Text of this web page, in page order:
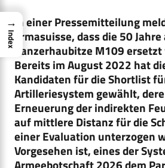
In einer Pressemitteilung
armasuisse, dass die 50
Panzerhaubitze M109
Bereits im August 2022 hat
Kandidaten für die Shortlist
Artilleriesystem gewählt,
Erneuerung der indirekten
auf mittlere Distanz für die
einer Evaluation unterzogen
Vorgesehen ist, eines der
Armeebotschaft 2026 dem
→
Index